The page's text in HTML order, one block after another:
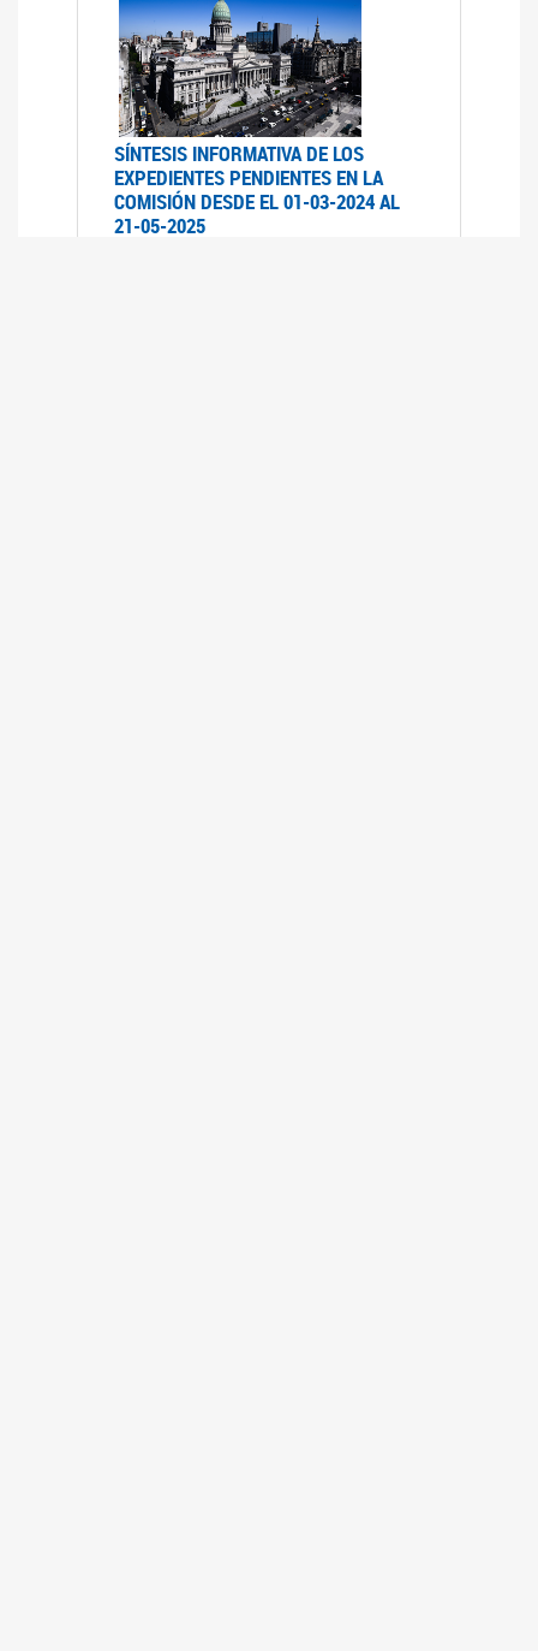
SÍNTESIS INFORMATIVA DE LOS
EXPEDIENTES PENDIENTES EN LA
COMISIÓN DESDE EL 01-03-2024 AL
21-05-2025